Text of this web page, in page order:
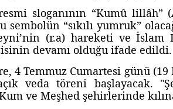
sloganının “Kumû lillâh”
“sıkılı yumruk”
(r.a) hareketi ve İslam
devamı olduğu ifade edildi.
4 Temmuz Cumartesi günü
veda töreni başlayacak.
ve Meşhed şehirlerinde